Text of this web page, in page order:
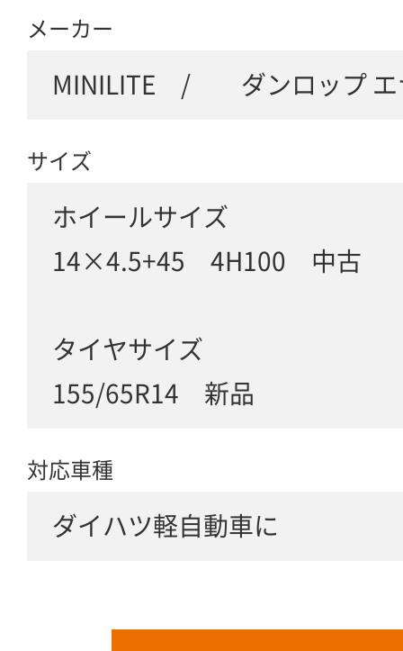
メーカー
MINILITE / ダンロップ エ
サイズ
ホイールサイズ
14×4.5+45 4H100 中古
タイヤサイズ
155/65R14 新品
対応車種
ダイハツ軽自動車に